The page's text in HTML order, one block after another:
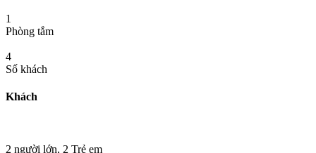
1
Phòng tắm
4
Số khách
Khách
2 người lớn, 2 Trẻ em